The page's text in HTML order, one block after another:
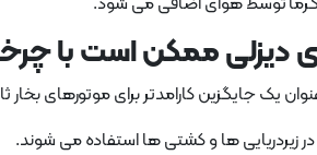
دیزلی ممکن است با
یک جایگزین کارامدتر برای موتورهای